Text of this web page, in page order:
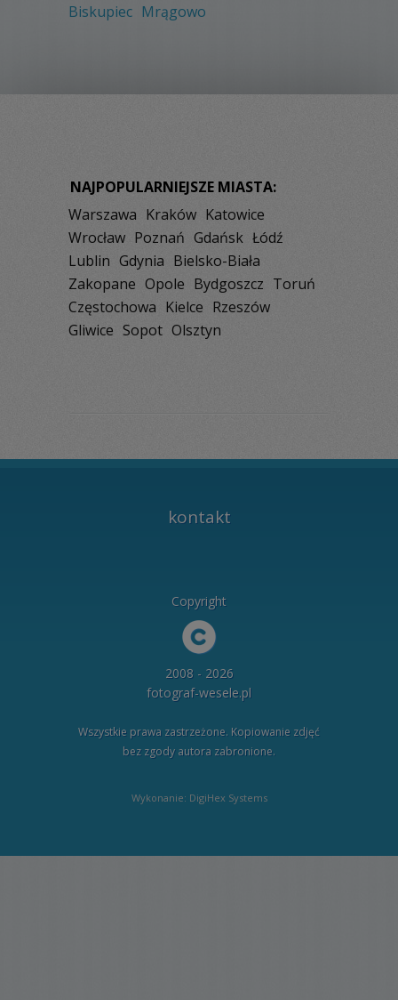
Biskupiec Mrągowo
NAJPOPULARNIEJSZE MIASTA:
Warszawa Kraków Katowice
Wrocław Poznań Gdańsk Łódź
Lublin Gdynia Bielsko-Biała
Zakopane Opole Bydgoszcz Toruń
Częstochowa Kielce Rzeszów
Gliwice Sopot Olsztyn
kontakt
Copyright
2008 - 2026
fotograf-wesele.pl
Wszystkie prawa zastrzeżone. Kopiowanie zdjęć
bez zgody autora zabronione.
Wykonanie: DigiHex Systems